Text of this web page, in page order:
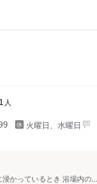
人
火曜日、水曜日
かっているとき 浴場内の...